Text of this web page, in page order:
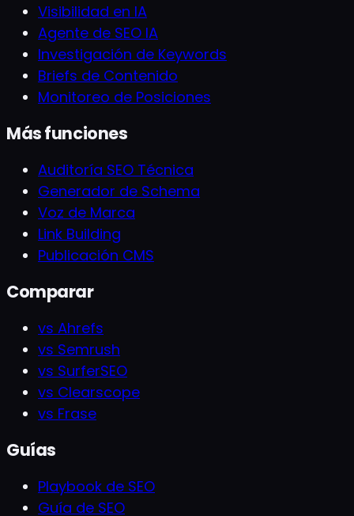
Visibilidad en IA
Agente de SEO IA
Investigación de Keywords
Briefs de Contenido
Monitoreo de Posiciones
Más funciones
Auditoría SEO Técnica
Generador de Schema
Voz de Marca
Link Building
Publicación CMS
Comparar
vs Ahrefs
vs Semrush
vs SurferSEO
vs Clearscope
vs Frase
Guías
Playbook de SEO
Guía de SEO